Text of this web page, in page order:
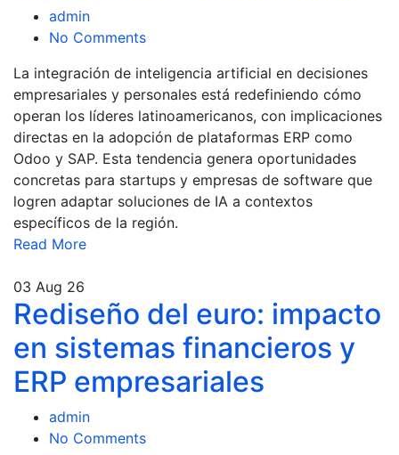
admin
No Comments
La integración de inteligencia artificial en decisiones
empresariales y personales está redefiniendo cómo
operan los líderes latinoamericanos, con implicaciones
directas en la adopción de plataformas ERP como
Odoo y SAP. Esta tendencia genera oportunidades
concretas para startups y empresas de software que
logren adaptar soluciones de IA a contextos
específicos de la región.
Read More
03 Aug 26
Rediseño del euro: impacto
en sistemas financieros y
ERP empresariales
admin
No Comments